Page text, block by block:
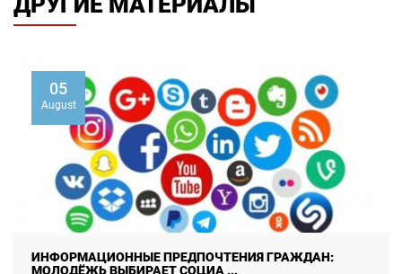
01
August
РЦИОМ «ИЖТИМОИЙ ФИКР» ПРИНЯЛ УЧАСТИЕ В
РАБОТЕ МЕЖДУНАРОДНОЙ ...